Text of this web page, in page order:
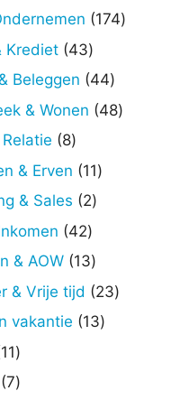
producten
174174
Krediet 4343
producten
Beleggen 4444
producten
& Wonen 4848
88
producten
& Erven 1111
& Sales 22
4242
producten
& AOW 1313
producten
& Vrije tijd 2323
vakantie 1313
1111
producten
77